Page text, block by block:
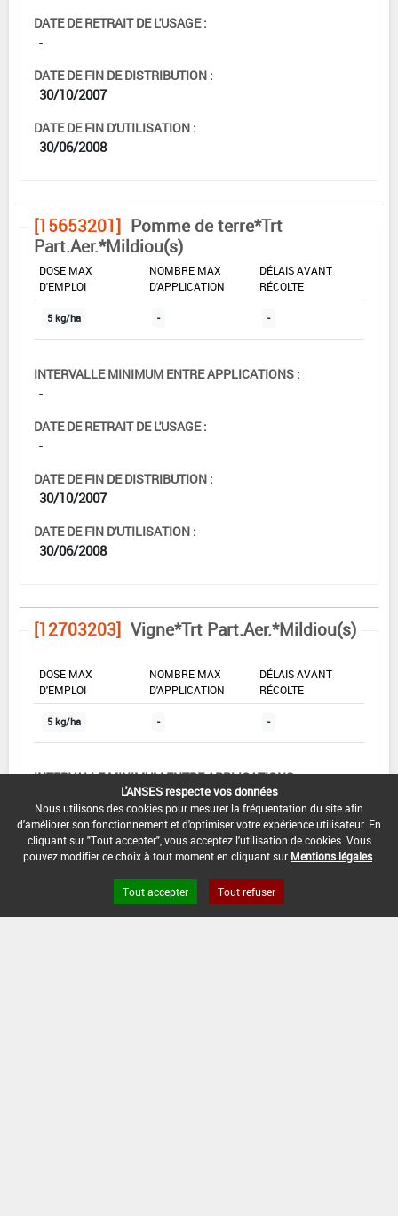
DATE DE RETRAIT DE L'USAGE :
-
DATE DE FIN DE DISTRIBUTION :
30/10/2007
DATE DE FIN D'UTILISATION :
30/06/2008
[15653201] Pomme de terre*Trt
Part.Aer.*Mildiou(s)
DOSE MAX
D'EMPLOI
NOMBRE MAX
D'APPLICATION
DÉLAIS AVANT
RÉCOLTE
5 kg/ha - -
INTERVALLE MINIMUM ENTRE APPLICATIONS :
-
DATE DE RETRAIT DE L'USAGE :
-
DATE DE FIN DE DISTRIBUTION :
30/10/2007
DATE DE FIN D'UTILISATION :
30/06/2008
[12703203] Vigne*Trt Part.Aer.*Mildiou(s)
DOSE MAX
D'EMPLOI
NOMBRE MAX
D'APPLICATION
DÉLAIS AVANT
RÉCOLTE
5 kg/ha - -
INTERVALLE MINIMUM ENTRE APPLICATIONS :
DATE DE RETRAIT DE L'USAGE :
-
DATE DE FIN DE DISTRIBUTION :
L'ANSES respecte vos données
Nous utilisons des cookies pour mesurer la fréquentation du site afin
d'améliorer son fonctionnement et d'optimiser votre expérience utilisateur. En
cliquant sur "Tout accepter", vous acceptez l'utilisation de cookies. Vous
pouvez modifier ce choix à tout moment en cliquant sur Mentions légales
Tout accepter Tout refuser